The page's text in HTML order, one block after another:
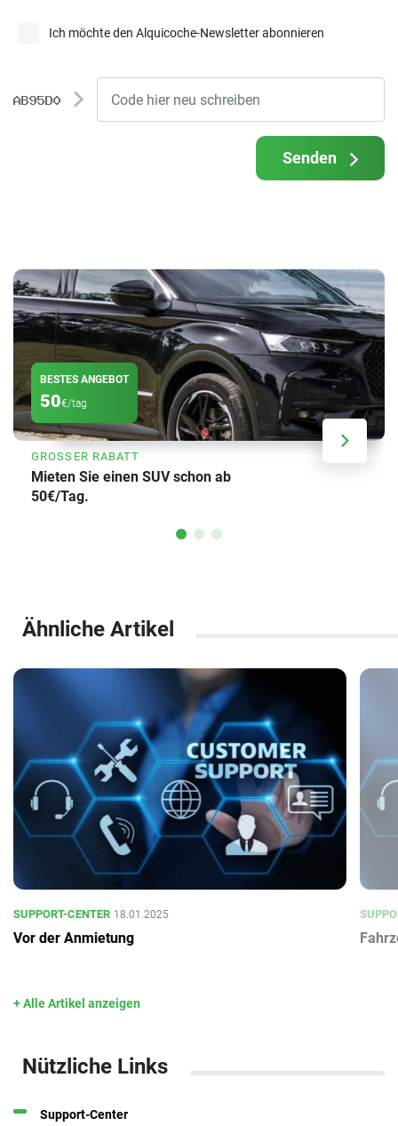
Ich möchte den Alquicoche-Newsletter abonnieren
Senden
BESTES ANGEBOT
50€/tag
GROSSER RABATT
Mieten Sie einen SUV schon ab
50€/Tag.
Ähnliche Artikel
SUPPORT-CENTER 18.01.2025
Vor der Anmietung
+ Alle Artikel anzeigen
Nützliche Links
Support-Center